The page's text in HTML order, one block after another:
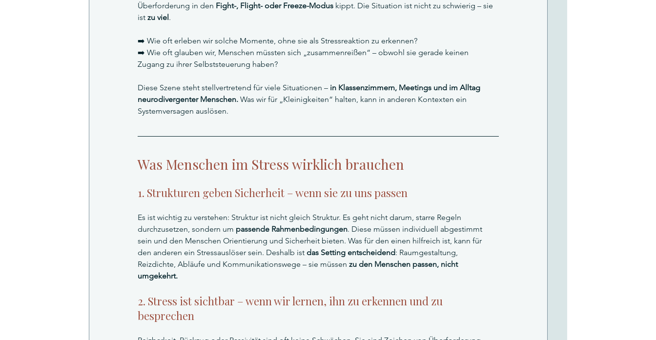
Überforderung in den Fight-, Flight- oder Freeze-Modus kippt. Die Situation ist nicht zu schwierig – sie
ist zu viel.
➡️ Wie oft erleben wir solche Momente, ohne sie als Stressreaktion zu erkennen?
➡️ Wie oft glauben wir, Menschen müssten sich „zusammenreißen“ – obwohl sie gerade keinen
Zugang zu ihrer Selbststeuerung haben?
Diese Szene steht stellvertretend für viele Situationen – in Klassenzimmern, Meetings und im Alltag
neurodivergenter Menschen. Was wir für „Kleinigkeiten“ halten, kann in anderen Kontexten ein
Systemversagen auslösen.
Was Menschen im Stress wirklich brauchen
1. Strukturen geben Sicherheit – wenn sie zu uns passen
Es ist wichtig zu verstehen: Struktur ist nicht gleich Struktur. Es geht nicht darum, starre Regeln
durchzusetzen, sondern um passende Rahmenbedingungen. Diese müssen individuell abgestimmt
sein und den Menschen Orientierung und Sicherheit bieten. Was für den einen hilfreich ist, kann für
den anderen ein Stressauslöser sein. Deshalb ist das Setting entscheidend: Raumgestaltung,
Reizdichte, Abläufe und Kommunikationswege – sie müssen zu den Menschen passen, nicht
umgekehrt.
2. Stress ist sichtbar – wenn wir lernen, ihn zu erkennen und zu
besprechen